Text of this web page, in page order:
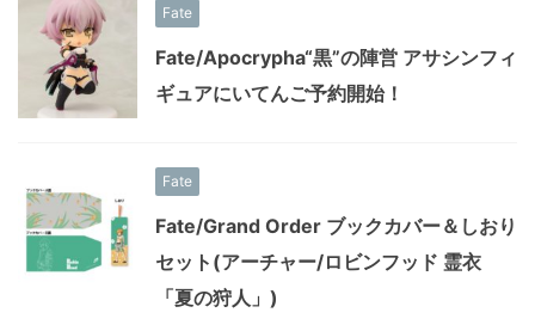
Fate
Fate/Apocrypha“黒”の陣営 アサシンフィ
ギュアにいてんご予約開始！
Fate
Fate/Grand Order ブックカバー＆しおり
セット(アーチャー/ロビンフッド 霊衣
「夏の狩人」)